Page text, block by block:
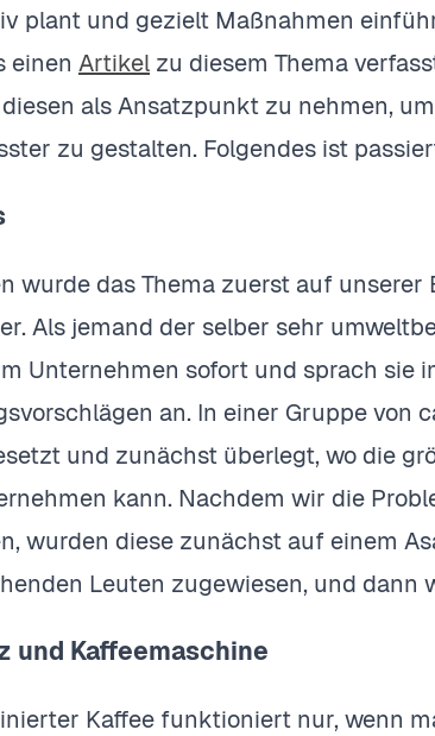
plant und gezielt Maßnahmen
einen Artikel zu diesem Thema
als Ansatzpunkt zu nehmen,
zu gestalten. Folgendes ist
wurde das Thema zuerst auf
Als jemand der selber sehr
Unternehmen sofort und sprach sie
an. In einer Gruppe von
und zunächst überlegt, wo die
kann. Nachdem wir die
wurden diese zunächst auf einem
Leuten zugewiesen, und
und Kaffeemaschine
Kaffee funktioniert nur, wenn